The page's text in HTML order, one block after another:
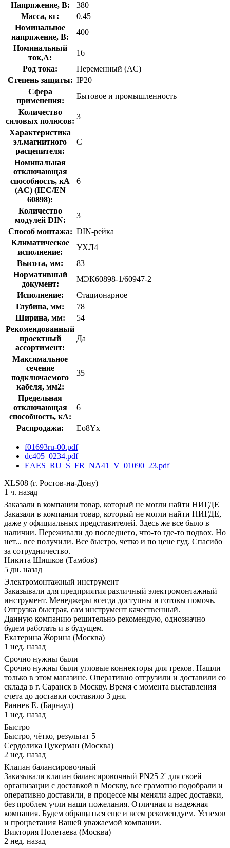
Напряжение, В:
380
Масса, кг:
0.45
Номинальное
напряжение, В:
400
Номинальный
ток,А:
16
Род тока:
Переменный (AC)
Степень защиты: IP20
Сфера
применения:
Бытовое и промышленность
Количество
силовых полюсов:
3
Характеристика
эл.магнитного
расцепителя:
C
Номинальная
отключающая
способность, кA
(AC) (IEC/EN
60898):
6
Количество
модулей DIN:
3
Способ монтажа: DIN-рейка
Климатическое
исполнение:
УХЛ4
Высота, мм:
83
Нормативный
документ:
МЭК60898-1/60947-2
Исполнение:
Стационарное
Глубина, мм:
78
Ширина, мм:
54
Рекомендованный
проектный
ассортимент:
Да
Максимальное
сечение
подключаемого
кабеля, мм2:
35
Предельная
отключающая
способность, кA:
6
Распродажа: Eo8Yx
f01693ru-00.pdf
dc405_0234.pdf
EAES_RU_S_FR_NA41_V_01090_23.pdf
XLS08 (г. Ростов-на-Дону)
1 ч. назад
Заказали в компании товар, который не могли найти НИГДЕ
Заказали в компании товар, который не могли найти НИГДЕ,
даже у официальных представителей. Здесь же все было в
наличии. Переживали до последнего, что-то где-то подвох. Но
нет... все получили. Все быстро, четко и по цене гуд. Спасибо
за сотрудничество.
Никита Шишков (Тамбов)
5 дн. назад
Электромонтажный инструмент
Заказывали для предприятия различный электромонтажный
инструмент. Менеджеры всегда доступны и готовы помочь.
Отгрузка быстрая, сам инструмент качественный.
Данную компанию решительно рекомендую, однозначно
будем работать и в будущем.
Екатерина Жорина (Москва)
1 нед. назад
Срочно нужны были
Срочно нужны были угловые коннекторы для треков. Нашли
только в этом магазине. Оперативно отгрузили и доставили со
склада в г. Саранск в Москву. Время с момента выставления
счета до доставки составило 3 дня.
Раннев Е. (Барнаул)
1 нед. назад
Быстро
Быстро, чётко, результат 5
Сердолика Цукерман (Москва)
2 нед. назад
Клапан балансировочный
Заказывали клапан балансировочный PN25 2' для своей
организации с доставкой в Москву, все грамотно подобрали и
оперативно доставили, в процессе мы меняли адрес доставки,
без проблем учли наши пожелания. Отличная и надежная
компания. Будем обращаться еще и всем рекомендуем. Успехов
и процветания Вашей уважаемой компании.
Виктория Полетаева (Москва)
2 нед. назад